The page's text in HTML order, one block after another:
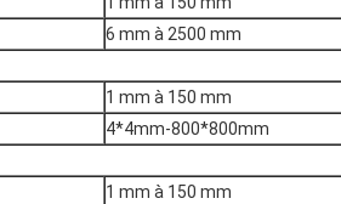
6 mm à 2500 mm
1 mm à 150 mm
4*4mm-800*800mm
1 mm à 150 mm